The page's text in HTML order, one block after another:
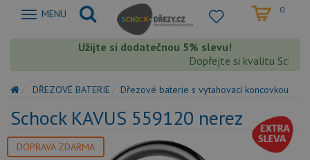
Zobrazit
MENU 0
Užijte si dodatečnou 5% slevu!
Dopřejte si kvalitu
DŘEZOVÉ BATERIE Dřezové baterie s vytahovací koncovkou
Schock KAVUS 559120 nerez
DOPRAVA ZDARMA